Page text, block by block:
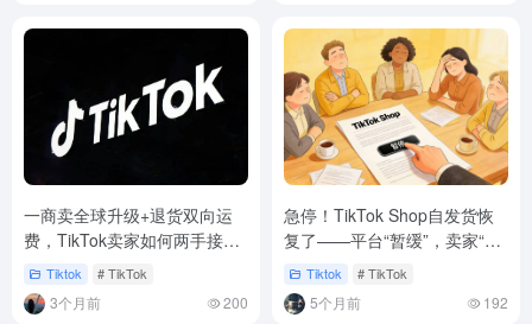
一商卖全球升级+退货双向运
费，TikTok卖家如何两手接
招？Tiktok # TikTok
3个月前 200
急停！TikTok Shop自发货恢
复了——平台“暂缓”，卖家“渡
劫” Tiktok # TikTok
5个月前 192